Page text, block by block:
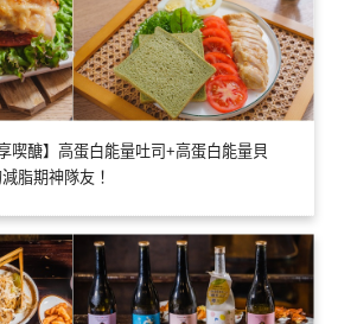
喫醣】高蛋白能量吐司+高蛋白能量貝
脂期神隊友！